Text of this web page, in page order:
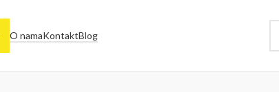
O namaKontaktBlog